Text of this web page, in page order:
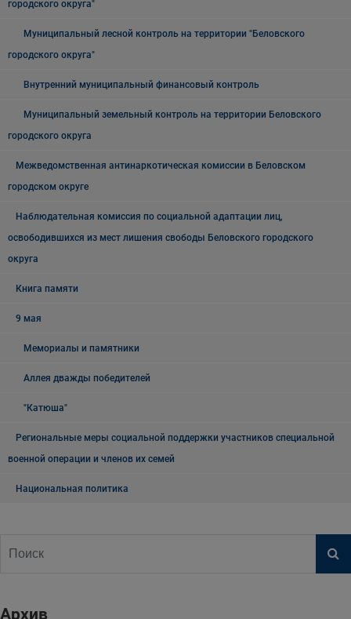
городского округа"
Муниципальный лесной контроль на территории "Беловского
городского округа"
Внутренний муниципальный финансовый контроль
Муниципальный земельный контроль на территории Беловского
городского округа
Межведомственная антинаркотическая комиссии в Беловском
городском округе
Наблюдательная комиссия по социальной адаптации лиц,
освободившихся из мест лишения свободы Беловского городского
округа
Книга памяти
9 мая
Мемориалы и памятники
Аллея дважды победителей
"Катюша"
Региональные меры социальной поддержки участников специальной
военной операции и членов их семей
Национальная политика
Архив